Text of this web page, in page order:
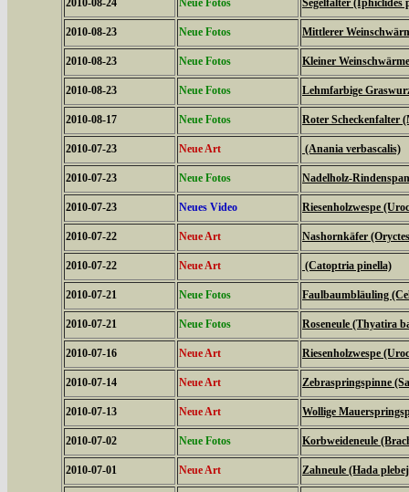
2010-08-24 Neue Fotos Segelfalter (Iphiclides
2010-08-23 Neue Fotos Mittlerer
2010-08-23 Neue Fotos Kleiner
2010-08-23 Neue Fotos Lehmfarbige
2010-08-17 Neue Fotos Roter Scheckenfalter
2010-07-23 Neue Art (Anania verbascalis)
2010-07-23 Neue Fotos Nadelholz-
2010-07-23 Neues Video Riesenholzwespe
2010-07-22 Neue Art Nashornkäfer
2010-07-22 Neue Art (Catoptria pinella)
2010-07-21 Neue Fotos Faulbaumbläuling
2010-07-21 Neue Fotos Roseneule (Thyatira
2010-07-16 Neue Art Riesenholzwespe
2010-07-14 Neue Art Zebraspringspinne
2010-07-13 Neue Art Wollige
2010-07-02 Neue Fotos Korbweideneule
2010-07-01 Neue Art Zahneule (Hada